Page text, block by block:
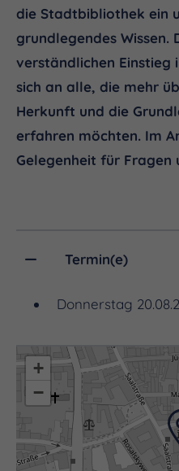
die Stadtbibliothek ein
grundlegendes
verständlichen Einstieg
sich an alle, die mehr
Herkunft und die
erfahren möchten. Im
Gelegenheit für Fragen
Termin(e)
Donnerstag
+
−